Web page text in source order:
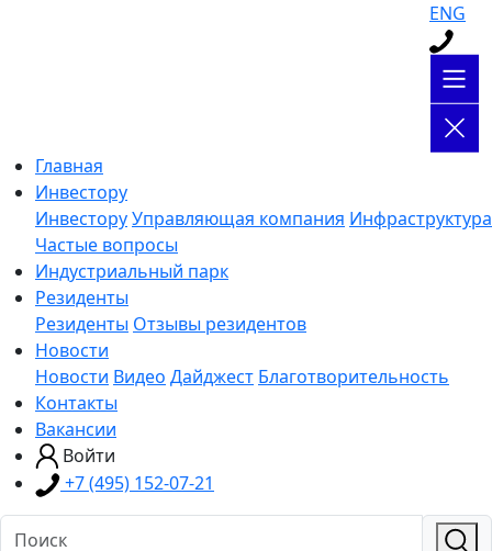
ENG
Главная
Инвестору
ИнвесторуУправляющая компания Инфраструктура
Частые вопросы
Индустриальный парк
Резиденты
Резиденты Отзывы резидентов
Новости
Новости Видео Дайджест Благотворительность
Контакты
Вакансии
Войти
+7 (495) 152-07-21